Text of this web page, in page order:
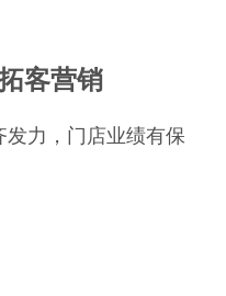
客营销
力，门店业绩有保